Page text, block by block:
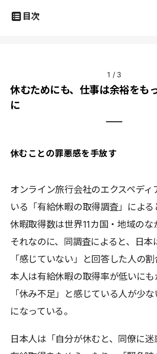
目次
1 / 3
休むためにも、仕事は余裕をも
に
休むことの罪悪感を手放す
オンライン旅行会社のエクスペディ
いる「有給休暇の取得調査」によ
休暇取得数は世界11カ国・地域のな
それなのに、同調査によると、日本
「感じていない」と回答した人の
本人は有給休暇の取得率が低いにも
「休み不足」と感じている人が少
になっている。
日本人は「自分が休むと、同僚に迷